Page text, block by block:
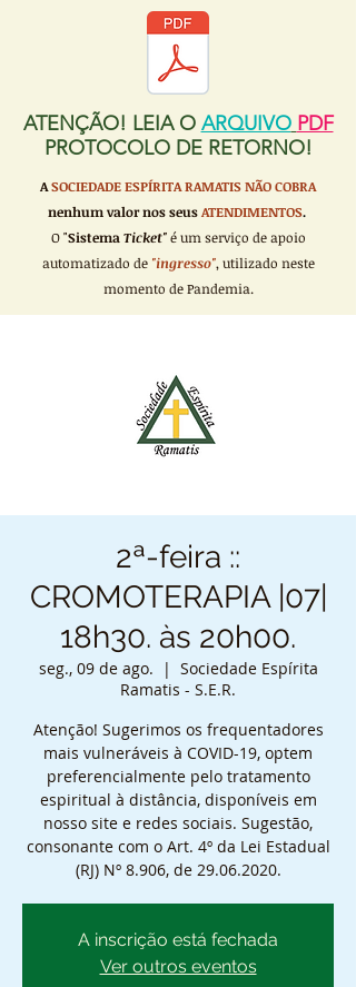
ATENÇÃO! LEIA O ARQUIVO PDF
PROTOCOLO DE RETORNO!
ASOCIEDADE ESPÍRITA RAMATISNÃO COBRA
nenhum valor nos seusATENDIMENTOS.
O "Sistema Ticket"é um serviço de apoio
automatizado de"ingresso", utilizado neste
momento de Pandemia.
2ª-feira ::
CROMOTERAPIA |07|
18h30. às 20h00.
seg., 09 de ago.
  |
Sociedade Espírita
Ramatis - S.E.R.
Atenção! Sugerimos os frequentadores
mais vulneráveis à COVID-19, optem
preferencialmente pelo tratamento
espiritual à distância, disponíveis em
nosso site e redes sociais. Sugestão,
consonante com o Art. 4º da Lei Estadual
(RJ) Nº 8.906, de 29.06.2020.
A inscrição está fechada
Ver outros eventos